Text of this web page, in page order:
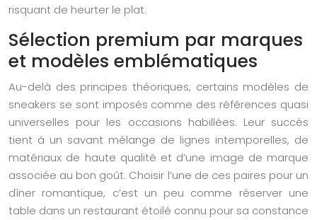
risquant de heurter le plat.
Sélection premium par marques
et modèles emblématiques
Au-delà des principes théoriques, certains modèles de
sneakers se sont imposés comme des références quasi
universelles pour les occasions habillées. Leur succès
tient à un savant mélange de lignes intemporelles, de
matériaux de haute qualité et d’une image de marque
associée au bon goût. Choisir l’une de ces paires pour un
dîner romantique, c’est un peu comme réserver une
table dans un restaurant étoilé connu pour sa constance